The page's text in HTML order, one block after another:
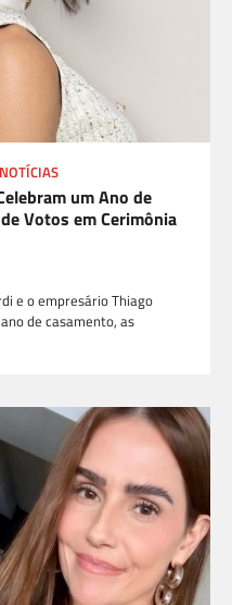
NOTÍCIAS
um Ano de
Votos em Cerimônia
e o empresário Thiago
de casamento, as